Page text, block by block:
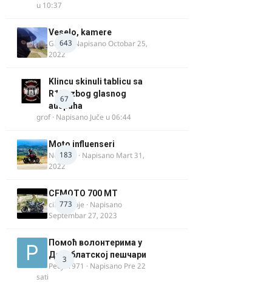
u 10:37
643
Veselo, kamere
GR 46· NapisanoOctobar 25,
2022
67
Klincu skinuli tablicu sa
R125 zbog glasnog
auspuha
grof· Napisano Juče u 06:44
183
Moto influenseri
Nolanka · Napisano Mart 31,
2022
773
CFMOTO 700 MT
cika miloje · Napisano
Septembar 27, 2023
3
Помоћ волонтерима у
Делиблатској пешчари
Pedja1971 · Napisano Pre 22
sati